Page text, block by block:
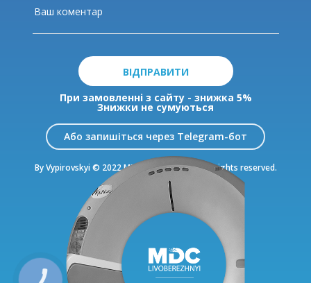
ВІДПРАВИТИ
При замовленні з сайту - знижка 5%
Знижки не сумуються
Або запишіться через Telegram-бот
By Vypirovskyi © 2022 MDC Livoberezhnyi. All rights reserved.